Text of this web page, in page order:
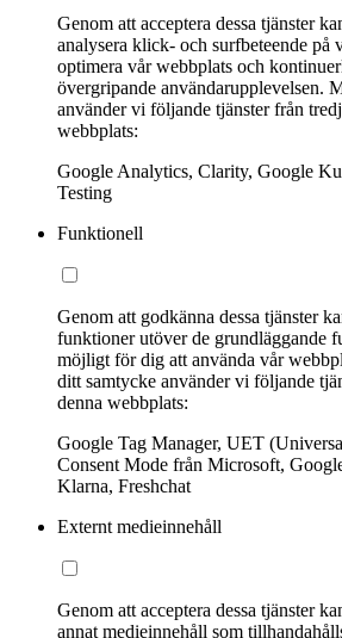
Genom att acceptera dessa tjänster
analysera klick- och surfbeteende på
optimera vår webbplats och
övergripande användarupplevelsen.
använder vi följande tjänster från
webbplats:
Google Analytics, Clarity, Google
Testing
Funktionell
Genom att godkänna dessa tjänster
funktioner utöver de grundläggande
möjligt för dig att använda vår
ditt samtycke använder vi följande
denna webbplats:
Google Tag Manager, UET
Consent Mode från Microsoft,
Klarna, Freshchat
Externt medieinnehåll
Genom att acceptera dessa tjänster
annat medieinnehåll som